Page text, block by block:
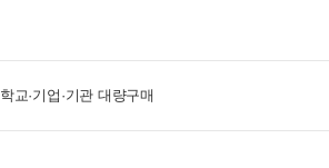
학교·기업·기관 대량구매